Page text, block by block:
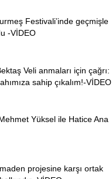
Festivali’inde geçmişle
-VİDEO
Veli anmaları için çağrı:
sahip çıkalım!-VİDEO
Yüksel ile Hatice Ana
projesine karşı ortak